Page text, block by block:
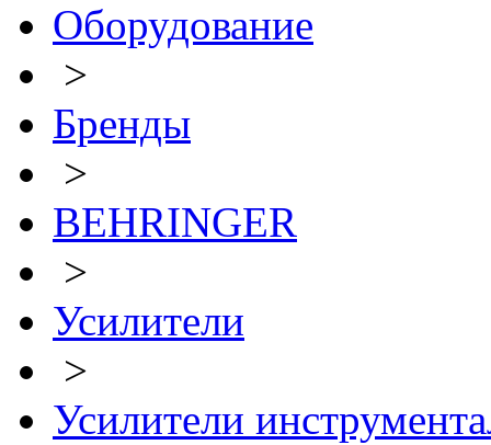
Оборудование
>
Бренды
>
BEHRINGER
>
Усилители
>
Усилители